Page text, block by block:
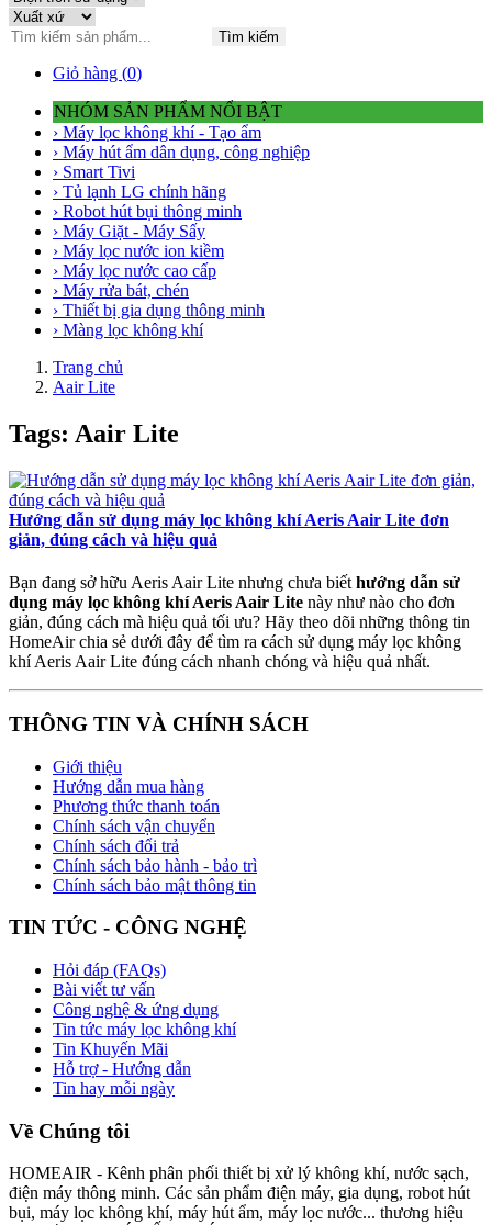
Tìm kiếm
Giỏ hàng (0)
NHÓM SẢN PHẨM NỔI BẬT
› Máy lọc không khí - Tạo ẩm
› Máy hút ẩm dân dụng, công nghiệp
› Smart Tivi
› Tủ lạnh LG chính hãng
› Robot hút bụi thông minh
› Máy Giặt - Máy Sấy
› Máy lọc nước ion kiềm
› Máy lọc nước cao cấp
› Máy rửa bát, chén
› Thiết bị gia dụng thông minh
› Màng lọc không khí
Trang chủ
Aair Lite
Tags: Aair Lite
Hướng dẫn sử dụng máy lọc không khí Aeris Aair Lite đơn
giản, đúng cách và hiệu quả
Bạn đang sở hữu Aeris Aair Lite nhưng chưa biết hướng dẫn sử
dụng máy lọc không khí Aeris Aair Lite này như nào cho đơn
giản, đúng cách mà hiệu quả tối ưu? Hãy theo dõi những thông tin
HomeAir chia sẻ dưới đây để tìm ra cách sử dụng máy lọc không
khí Aeris Aair Lite đúng cách nhanh chóng và hiệu quả nhất.
THÔNG TIN VÀ CHÍNH SÁCH
Giới thiệu
Hướng dẫn mua hàng
Phương thức thanh toán
Chính sách vận chuyển
Chính sách đổi trả
Chính sách bảo hành - bảo trì
Chính sách bảo mật thông tin
TIN TỨC - CÔNG NGHỆ
Hỏi đáp (FAQs)
Bài viết tư vấn
Công nghệ & ứng dụng
Tin tức máy lọc không khí
Tin Khuyến Mãi
Hỗ trợ - Hướng dẫn
Tin hay mỗi ngày
Về Chúng tôi
HOMEAIR - Kênh phân phối thiết bị xử lý không khí, nước sạch,
điện máy thông minh. Các sản phẩm điện máy, gia dụng, robot hút
bụi, máy lọc không khí, máy hút ẩm, máy lọc nước... thương hiệu